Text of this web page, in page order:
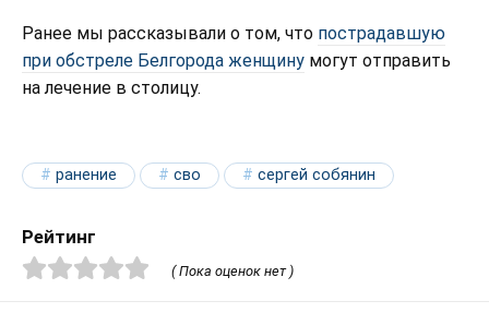
Ранее мы рассказывали о том, что пострадавшую
при обстреле Белгорода женщину могут отправить
на лечение в столицу.
ранение сво сергей собянин
Рейтинг
( Пока оценок нет )